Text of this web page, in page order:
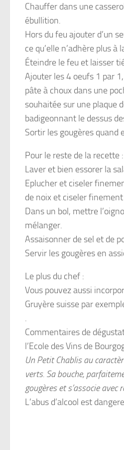
Chauffer dans une
ébullition.
Hors du feu ajouter d’un
ce qu’elle n’adhère plus à
Éteindre le feu et laisser
Ajouter les 4 oeufs 1 par
pâte à choux dans une
souhaitée sur une plaque
badigeonnant le dessus
Sortir les gougères quand
Pour le reste de la recette :
Laver et bien essorer la
Eplucher et ciseler
de noix et ciseler
Dans un bol, mettre
mélanger.
Assaisonner de sel et de
Servir les gougères en
Le plus du chef :
Vous pouvez aussi
Gruyère suisse par
.
Commentaires de
l’Ecole des Vins de
Un Petit Chablis au
verts. Sa bouche,
gougères et s’associe
L’abus d’alcool est